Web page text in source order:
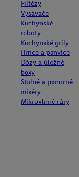
Fritézy
Vysávače
Kuchynské
roboty
Kuchynské grily
Hrnce a panvice
Dózy a úložné
boxy
Stolné a ponorné
mixéry
Mikrovlnné rúry